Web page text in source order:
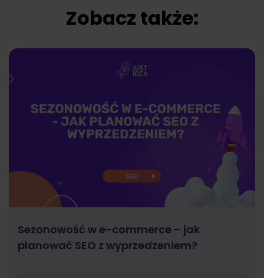
Zobacz także:
Sezonowość w e-commerce – jak
planować SEO z wyprzedzeniem?